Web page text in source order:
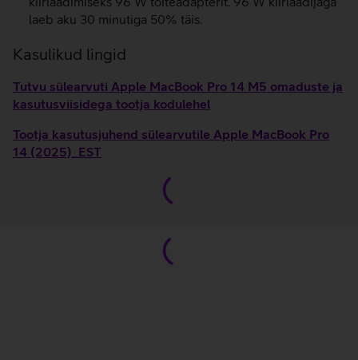
laeb aku 30 minutiga 50% täis.
Kasulikud lingid
Tutvu sülearvuti Apple MacBook Pro 14 M5 omaduste ja
kasutusviisidega tootja kodulehel
Tootja kasutusjuhend sülearvutile Apple MacBook Pro
14 (2025)_EST